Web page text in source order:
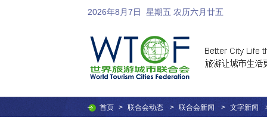
2026年8月7日 星期五 农历六月廿五
首页 > 联合会动态 > 联合会新闻 > 文字新闻